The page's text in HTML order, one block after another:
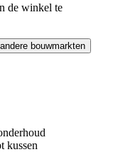
de winkel te
bouwmarkten
kussen